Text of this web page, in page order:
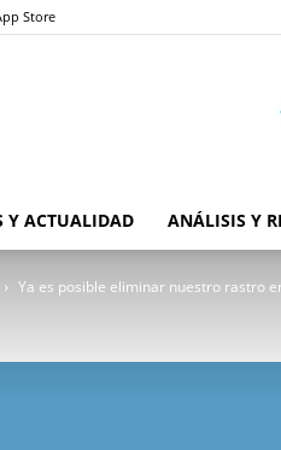
Store
Y ACTUALIDAD ANÁLISIS Y
Ya es posible eliminar nuestro rastro